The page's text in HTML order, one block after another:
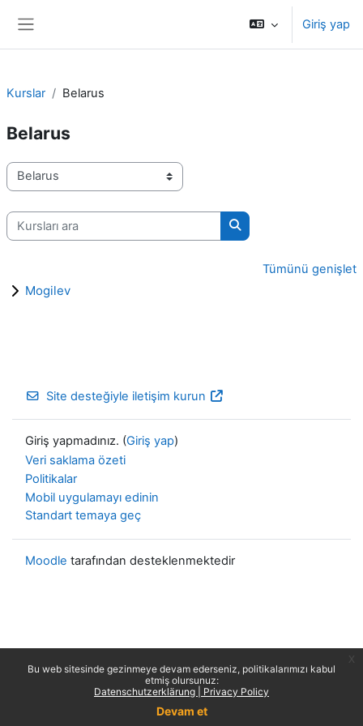
Bu web sitesinde gezinmeye devam ederseniz, politikalarımızı kabul
etmiş olursunuz:
Datenschutzerklärung | Privacy Policy
Devam et
Giriş yap
Kurslar Belarus
Belarus
Kurs Kategorileri
Kursları ara
Kursları ara
Tümünü genişlet
Mogilev
Site desteğiyle iletişim kurun
Giriş yapmadınız. (Giriş yap)
Veri saklama özeti
Politikalar
Mobil uygulamayı edinin
Standart temaya geç
Moodle tarafından desteklenmektedir